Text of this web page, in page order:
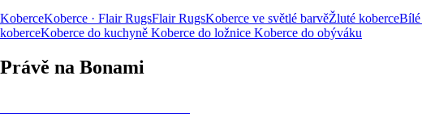
KoberceKoberce · Flair RugsFlair RugsKoberce ve světlé barvěŽluté koberceBílé
koberceKoberce do kuchyně Koberce do ložnice Koberce do obýváku
Právě na Bonami